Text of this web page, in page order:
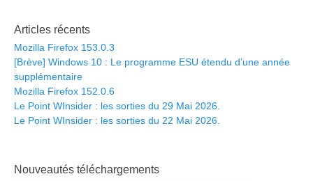
Articles récents
Mozilla Firefox 153.0.3
[Brève] Windows 10 : Le programme ESU étendu d’une année
supplémentaire
Mozilla Firefox 152.0.6
Le Point WInsider : les sorties du 29 Mai 2026.
Le Point WInsider : les sorties du 22 Mai 2026.
Nouveautés téléchargements